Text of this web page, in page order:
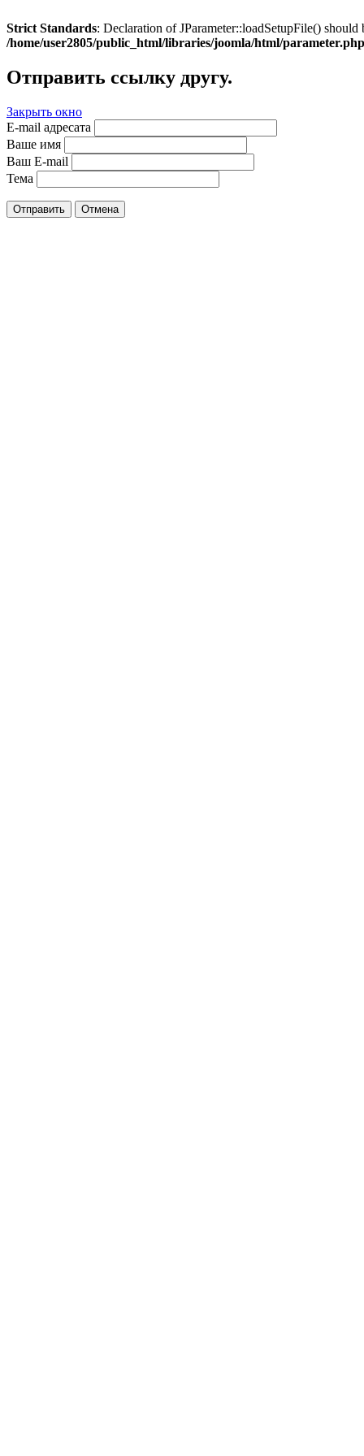
Strict Standards: Declaration of JParameter::loadSetupFile()
/home/user2805/public_html/libraries/joomla/html/parameter.php
Отправить ссылку другу.
Закрыть окно
E-mail адресата
Ваше имя
Ваш E-mail
Тема
Отправить Отмена